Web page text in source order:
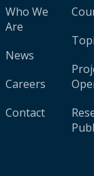
Who We
Are
News
Careers
Contact